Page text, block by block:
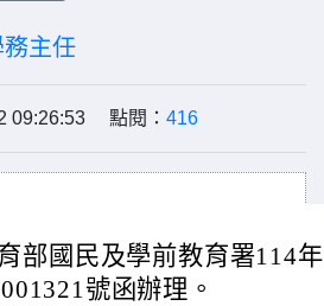
務主任
09:26:53 點閱： 416
部國民及學前教育署114
號函辦理。